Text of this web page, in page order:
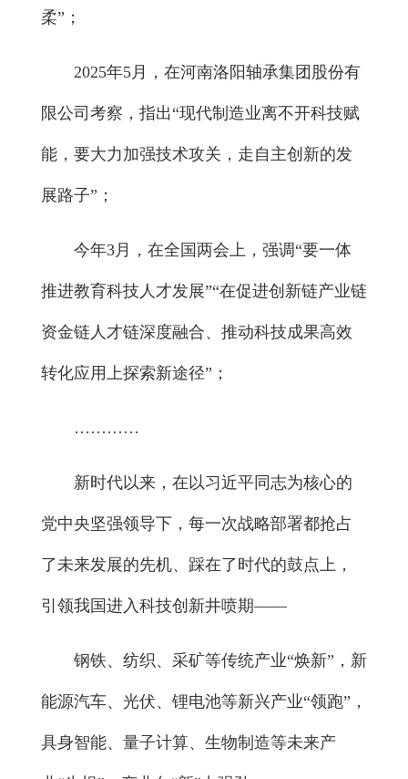
柔”；
2025年5月，在河南洛阳轴承集团股份有
限公司考察，指出“现代制造业离不开科技赋
能，要大力加强技术攻关，走自主创新的发
展路子”；
今年3月，在全国两会上，强调“要一体
推进教育科技人才发展”“在促进创新链产业链
资金链人才链深度融合、推动科技成果高效
转化应用上探索新途径”；
…………
新时代以来，在以习近平同志为核心的
党中央坚强领导下，每一次战略部署都抢占
了未来发展的先机、踩在了时代的鼓点上，
引领我国进入科技创新井喷期——
钢铁、纺织、采矿等传统产业“焕新”，新
能源汽车、光伏、锂电池等新兴产业“领跑”，
具身智能、量子计算、生物制造等未来产